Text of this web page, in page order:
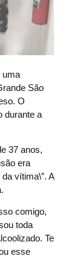
uma
São
O
durante a
37 anos,
era
vítima\”. A
comigo,
toda
Te
esse